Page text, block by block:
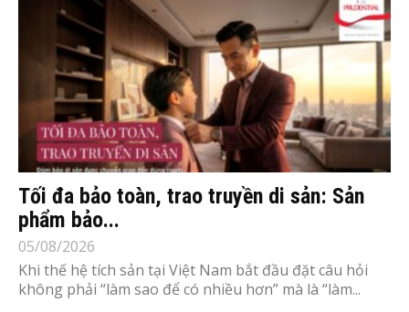
Tối đa bảo toàn, trao truyền di sản: Sản
phẩm bảo...
05/08/2026
Khi thế hệ tích sản tại Việt Nam bắt đầu đặt câu hỏi
không phải “làm sao để có nhiều hơn” mà là “làm...